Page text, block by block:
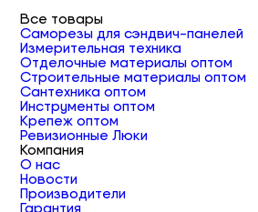
Все товары
Саморезы для сэндвич-панелей
Измерительная техника
Отделочные материалы оптом
Строительные материалы оптом
Сантехника оптом
Инструменты оптом
Крепеж оптом
Ревизионные Люки
Компания
О нас
Новости
Производители
Гарантия